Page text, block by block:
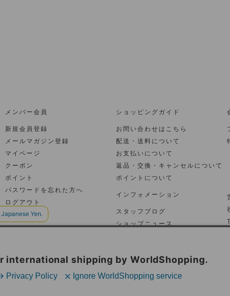
メンバー会員
新規会員登録
メールマガジン登録
マイページ
クーポン
ポイント
パスワードを忘れた方へ
ログアウト
ショッピングガイド
お問い合わせはこちら
配送・送料について
お支払いについて
返品・交換・キャンセルについて
ポイントについて
インフォメーション
スタッフブログ
ショップニュース